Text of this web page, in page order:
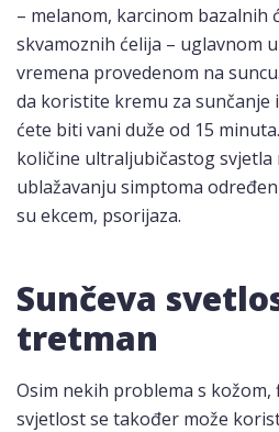
– melanom, karcinom bazalnih
skvamoznih ćelija – uglavnom
vremena provedenom na
da koristite kremu za sunčanje
ćete biti vani duže od 15
količine ultraljubičastog svjetla
ublažavanju simptoma
su ekcem, psorijaza.
Sunčeva
tretman
Osim nekih problema s
svjetlost se također može